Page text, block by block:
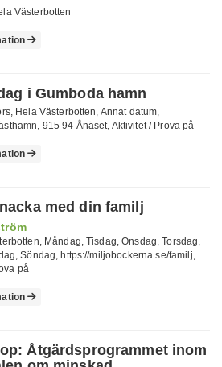
Västerbotten
i Gumboda hamn
Hela Västerbotten, Annat datum,
915 94 Ånäset, Aktivitet / Prova på
med din familj
Måndag, Tisdag, Onsdag, Torsdag,
Söndag, https://miljobockerna.se/familj,
på
Åtgärdsprogrammet inom